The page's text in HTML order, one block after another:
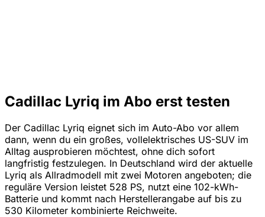
Cadillac Lyriq im Abo erst testen
Der Cadillac Lyriq eignet sich im Auto-Abo vor allem
dann, wenn du ein großes, vollelektrisches US-SUV im
Alltag ausprobieren möchtest, ohne dich sofort
langfristig festzulegen. In Deutschland wird der aktuelle
Lyriq als Allradmodell mit zwei Motoren angeboten; die
reguläre Version leistet 528 PS, nutzt eine 102-kWh-
Batterie und kommt nach Herstellerangabe auf bis zu
530 Kilometer kombinierte Reichweite.